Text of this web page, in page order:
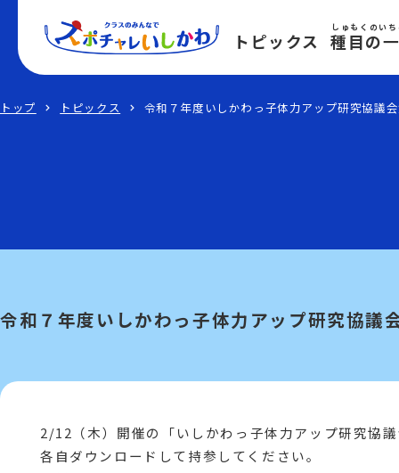
トピックス
しゅもくのい
種目の
トップ トピックス 令和７年度いしかわっ子体力アップ研究協議
令和７年度いしかわっ子体力アップ研究協議
2/12（木）開催の「いしかわっ子体力アップ研究協
各自ダウンロードして持参してください。